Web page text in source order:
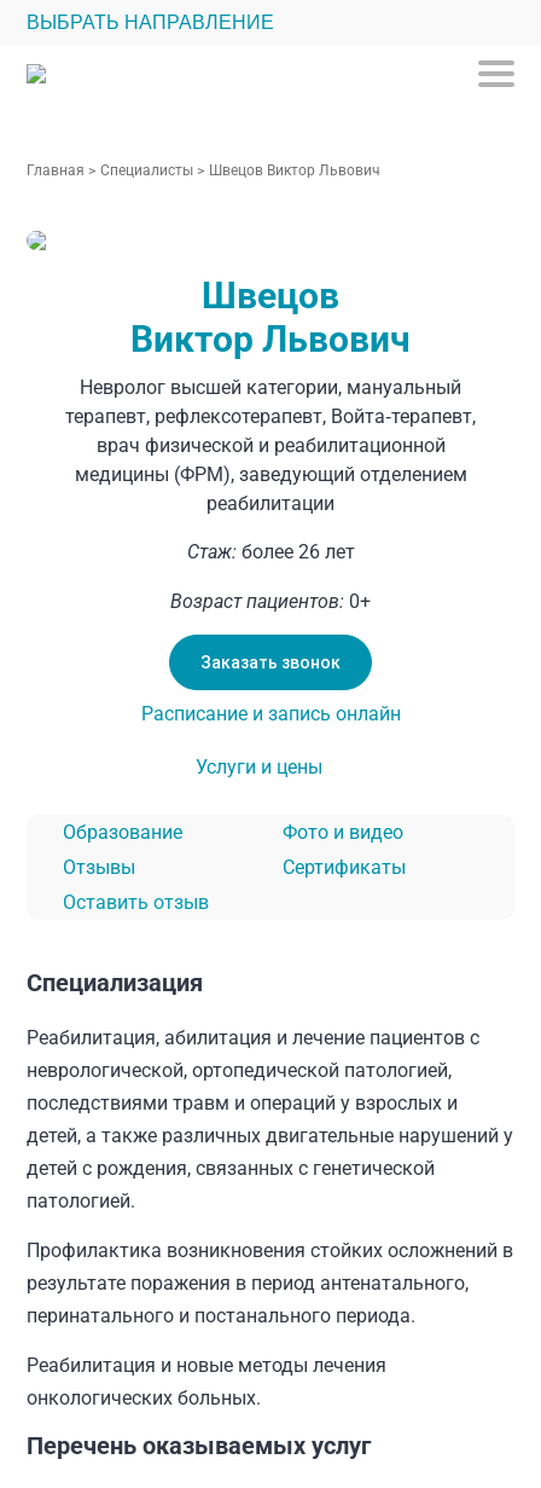
ВЫБРАТЬ НАПРАВЛЕНИЕ
Главная > Специалисты > Швецов Виктор Львович
Швецов
Виктор Львович
Невролог высшей категории, мануальный
терапевт, рефлексотерапевт, Войта‑терапевт,
врач физической и реабилитационной
медицины (ФРМ), заведующий отделением
реабилитации
Стаж:более 26 лет
Возраст пациентов: 0+
Заказать звонок
Расписание и запись онлайн
Услуги и цены
Образование
Фото и видео
Отзывы
Сертификаты
Оставить отзыв
Специализация
Реабилитация, абилитация и лечение пациентов с
неврологической, ортопедической патологией,
последствиями травм и операций у взрослых и
детей, а также различных двигательные нарушений у
детей с рождения, связанных с генетической
патологией.
Профилактика возникновения стойких осложнений в
результате поражения в период антенатального,
перинатального и постанального периода.
Реабилитация и новые методы лечения
онкологических больных.
Перечень оказываемых услуг